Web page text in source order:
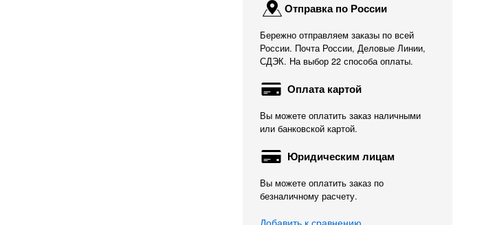
Отправка по России
Бережно отправляем заказы по всей
России. Почта России, Деловые Линии,
СДЭК. На выбор 22 способа оплаты.
Оплата картой
Вы можете оплатить заказ наличными
или банковской картой.
Юридическим лицам
Вы можете оплатить заказ по
безналичному расчету.
Добавить к сравнению